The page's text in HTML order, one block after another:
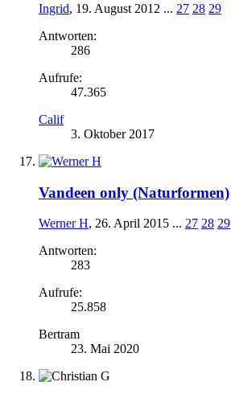
Ingrid, 19. August 2012 ... 27 28 29
Antworten:
286
Aufrufe:
47.365
Calif
3. Oktober 2017
Vandeen only (Naturformen)
Werner H, 26. April 2015 ... 27 28 29
Antworten:
283
Aufrufe:
25.858
Bertram
23. Mai 2020